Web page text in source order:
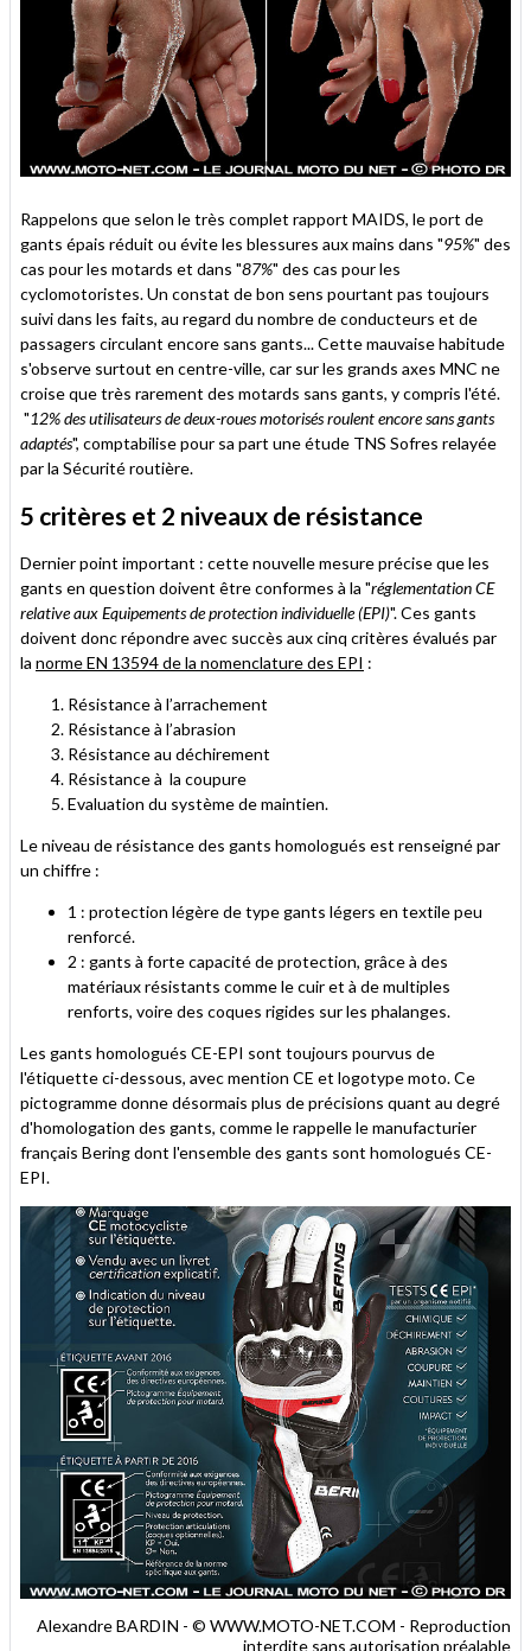
Rappelons que selon le très complet rapport MAIDS, le port de
gants épais réduit ou évite les blessures aux mains dans "95%" des
cas pour les motards et dans "87%" des cas pour les
cyclomotoristes. Un constat de bon sens pourtant pas toujours
suivi dans les faits, au regard du nombre de conducteurs et de
passagers circulant encore sans gants... Cette mauvaise habitude
s'observe surtout en centre-ville, car sur les grands axes MNC ne
croise que très rarement des motards sans gants, y compris l'été.
"12% des utilisateurs de deux-roues motorisés roulent encore sans gants
adaptés", comptabilise pour sa part une étude TNS Sofres relayée
par la Sécurité routière.
5 critères et 2 niveaux de résistance
Dernier point important : cette nouvelle mesure précise que les
gants en question doivent être conformes à la "réglementation CE
relative aux Equipements de protection individuelle (EPI)". Ces gants
doivent donc répondre avec succès aux cinq critères évalués par
la norme EN 13594 de la nomenclature des EPI :
Résistance à l’arrachement
Résistance à l’abrasion
Résistance au déchirement
Résistance à la coupure
Evaluation du système de maintien.
Le niveau de résistance des gants homologués est renseigné par
un chiffre :
1 : protection légère de type gants légers en textile peu
renforcé.
2 : gants à forte capacité de protection, grâce à des
matériaux résistants comme le cuir et à de multiples
renforts, voire des coques rigides sur les phalanges.
Les gants homologués CE-EPI sont toujours pourvus de
l'étiquette ci-dessous, avec mention CE et logotype moto. Ce
pictogramme donne désormais plus de précisions quant au degré
d'homologation des gants, comme le rappelle le manufacturier
français Bering dont l'ensemble des gants sont homologués CE-
EPI.
Alexandre BARDIN - © WWW.MOTO-NET.COM - Reproduction
interdite sans autorisation préalable